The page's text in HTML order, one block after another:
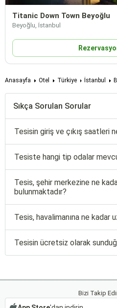
Titanic Down Town Beyoğlu
Beyoğlu, İstanbul
Anasayfa Otel Türkiye İstanbul
Sıkça Sorulan Sorular
Tesisin giriş ve çıkış saatleri
Tesiste hangi tip odalar
Tesis, şehir merkezine ne
bulunmaktadır?
Tesis, havalimanına ne kadar
Tesisin ücretsiz olarak
Bizi Takip